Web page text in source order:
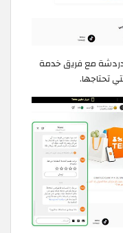
مع فريق خدمة
تحتاجها.